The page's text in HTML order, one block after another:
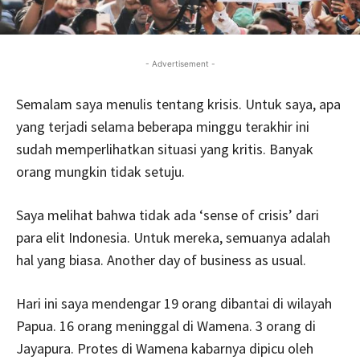
- Advertisement -
Semalam saya menulis tentang krisis. Untuk saya, apa
yang terjadi selama beberapa minggu terakhir ini
sudah memperlihatkan situasi yang kritis. Banyak
orang mungkin tidak setuju.
Saya melihat bahwa tidak ada ‘sense of crisis’ dari
para elit Indonesia. Untuk mereka, semuanya adalah
hal yang biasa. Another day of business as usual.
Hari ini saya mendengar 19 orang dibantai di wilayah
Papua. 16 orang meninggal di Wamena. 3 orang di
Jayapura. Protes di Wamena kabarnya dipicu oleh